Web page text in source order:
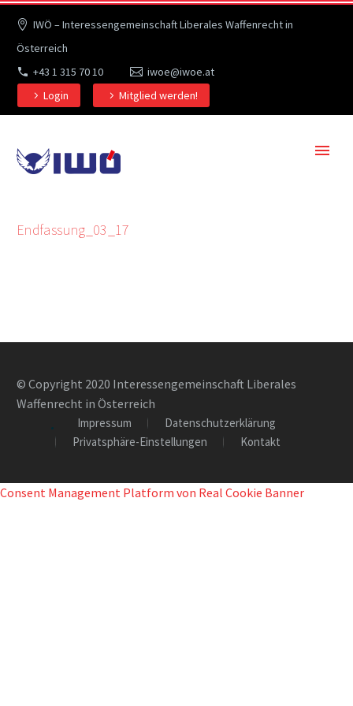
IWÖ – Interessengemeinschaft Liberales Waffenrecht in
Österreich
+43 1 315 70 10
iwoe@iwoe.at
Login
Mitglied werden!
Endfassung_03_17
© Copyright 2020 Interessengemeinschaft Liberales
Waffenrecht in Österreich
Impressum
Datenschutzerklärung
Privatsphäre-Einstellungen
Kontakt
Consent Management Platform von Real Cookie Banner